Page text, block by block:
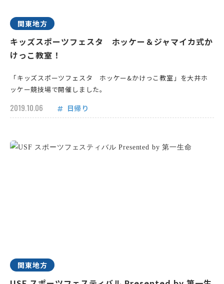
関東地方
キッズスポーツフェスタ ホッケー＆ジャマイカ式か
けっこ教室！
「キッズスポーツフェスタ ホッケー&かけっこ教室」を大井ホ
ッケー競技場で開催しました。
2019.10.06 日帰り
関東地方